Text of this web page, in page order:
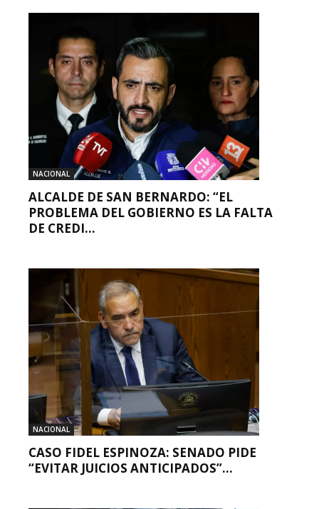
NACIONAL
ALCALDE DE SAN BERNARDO: “EL
PROBLEMA DEL GOBIERNO ES LA FALTA
DE CREDI...
NACIONAL
CASO FIDEL ESPINOZA: SENADO PIDE
“EVITAR JUICIOS ANTICIPADOS”...